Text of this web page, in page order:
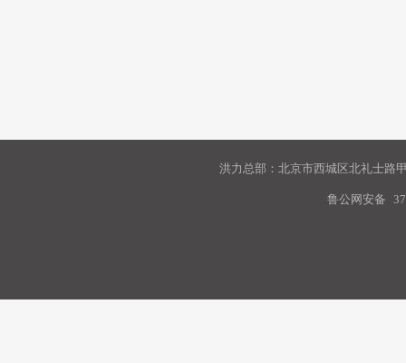
洪力总部：北京市西城区北礼士路
鲁公网安备